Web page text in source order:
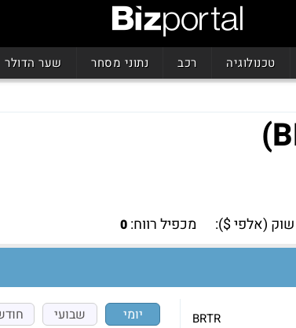
טכנולוגיה רכב נתוני מסחר שער הדולר
שוק (אלפי $): מכפיל רווח: 0
BRTR
יומי שבועי